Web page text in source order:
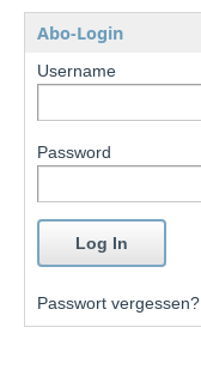
Abo-Login
Username
Password
Passwort vergessen?